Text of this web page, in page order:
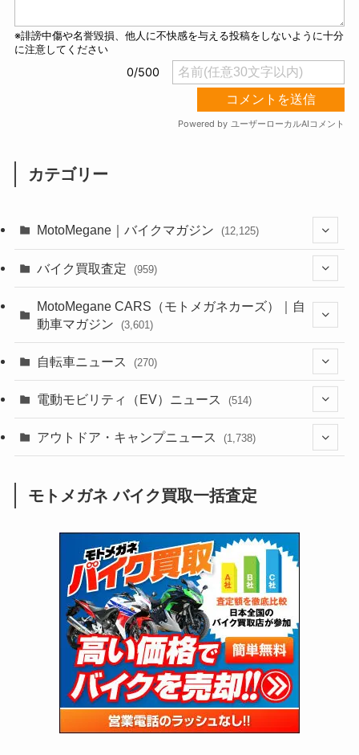
カテゴリー
MotoMegane｜バイクマガジン (12,125)
(44)
(637)
(118)
(60)
(31)
(51)
(34)
(5)
(12)
(63)
(109)
(252)
(38)
(24)
(16)
(25)
(24)
(47)
(15)
(5)
(249)
(64)
(16)
(62)
(4)
(6)
(17)
(5)
(306)
(6,953)
(2,473)
(249)
(1,226)
(12)
(131)
(38)
(131)
(167)
(85)
(21)
(61)
(171)
(98)
(13)
(60)
(274)
(171)
(38)
(47)
(59)
(66)
(16)
(141)
(254)
(204)
(1,139)
(166)
(23)
(33)
(34)
(35)
(41)
(415)
(16)
バイク買取査定 (959)
(352)
MotoMegane CARS（モトメガネカーズ）｜自
動車マガジン
(3,601)
(185)
(137)
(72)
(2,742)
(126)
(170)
自転車ニュース (270)
(54)
(211)
電動モビリティ（EV）ニュース (514)
(132)
(171)
(118)
(27)
アウトドア・キャンプニュース (1,738)
(1,605)
(147)
(13)
(19)
(12)
(16)
モトメガネ バイク買取一括査定